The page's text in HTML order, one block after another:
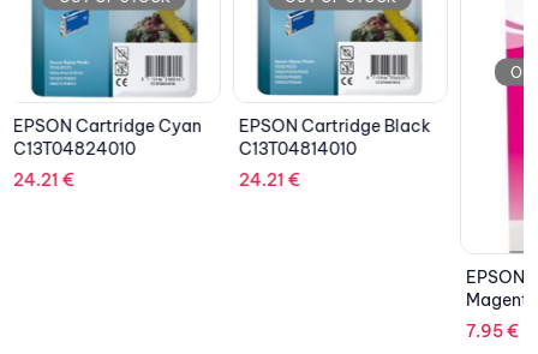
EPSON Cartridge Black
C13T04814010
24.21€
OUT OF STOCK
30.19